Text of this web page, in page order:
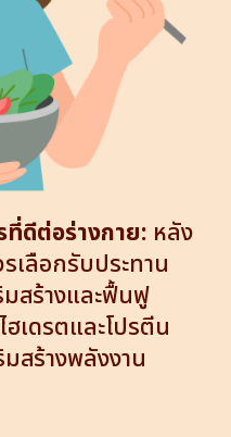
ที่ดีต่อร่างกาย: หลัง
เลือกรับประทาน
มสร้างและฟื้นฟู
ฮเดรตและโปรตีน
สร้างพลังงาน